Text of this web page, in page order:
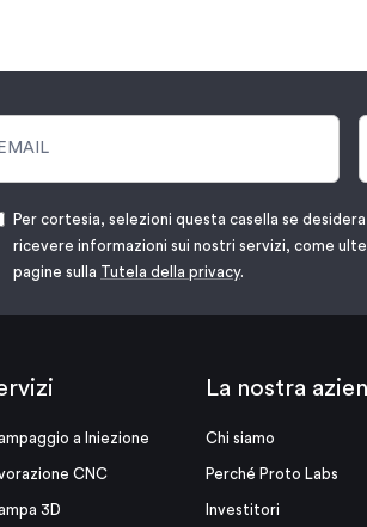
Per cortesia, selezioni questa casella se
ricevere informazioni sui nostri servizi, come
pagine sulla Tutela della privacy.
a Iniezione
CNC
3D
La nostra
Chi siamo
Perché Proto Labs
Investitori